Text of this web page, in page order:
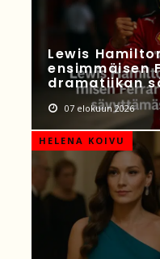
Lewis
dramatiikan
07 elokuun 2026
HELENA KOIVU